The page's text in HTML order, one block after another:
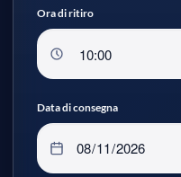
Ora di ritiro
Data di consegna